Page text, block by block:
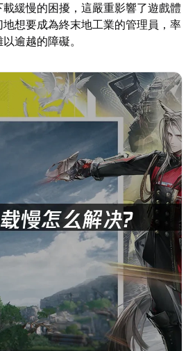
緩慢的困擾，這嚴重影響了遊戲體
想要成為終末地工業的管理員，率
逾越的障礙。